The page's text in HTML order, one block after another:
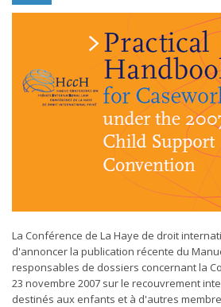
La Conférence de La Haye de droit
d'annoncer la publication récente du
responsables de dossiers concernant la
23 novembre 2007 sur le recouvrement
destinés aux enfants et à d'autres